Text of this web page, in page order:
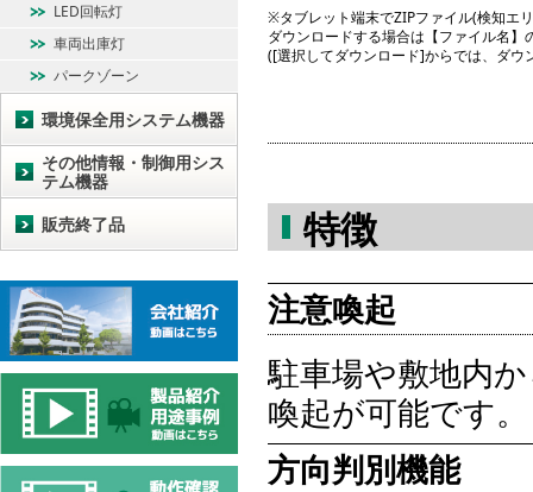
※タブレット端末でZIPファイル(検知エ
ダウンロードする場合は【ファイル名
([選択してダウンロード]からでは、ダ
特徴
注意喚起
駐車場や敷地内
喚起が可能です。
方向判別機能
LED回転灯
車両出庫灯
パークゾーン
環境保全用システム機器
その他情報・制御用シス
テム機器
販売終了品